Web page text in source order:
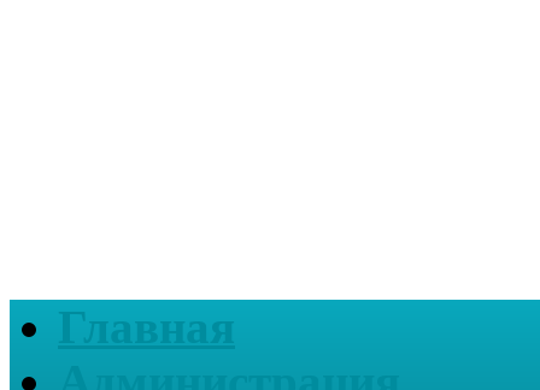
Главная